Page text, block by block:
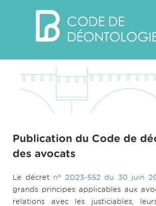
Publication du Code de
des avocats
Le décret n° 2023-552 du 30 juin
grands principes applicables aux
relations avec les justiciables,